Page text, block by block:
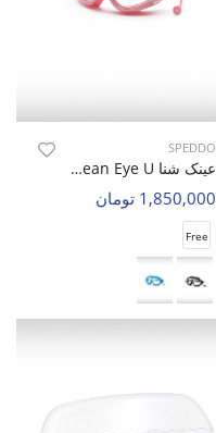
SPEDDO
عینک شنا Unisex Speddo Ocean Eye U
1,850,000 تومان
Free